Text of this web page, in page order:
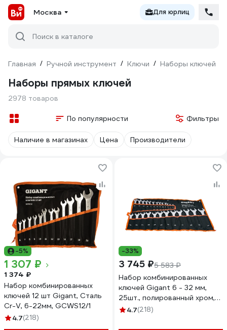
Москва Для юрлиц
Поиск в каталоге
Главная / Ручной инструмент / Ключи / Наборы ключей
Наборы прямых ключей
2978 товаров
По популярности Фильтры
Наличие в магазинах Цена Производители
-5%
1 307 ₽
1 374 ₽
Набор комбинированных
ключей 12 шт Gigant, Сталь
Cr-V, 6-22мм, GCWS12/1
4.7(218)
-33%
3 745 ₽5 583 ₽
Набор комбинированных
ключей Gigant 6 - 32 мм,
25шт., полированный хром,
Сталь Cr-V, 6-32мм,
4.7(218)